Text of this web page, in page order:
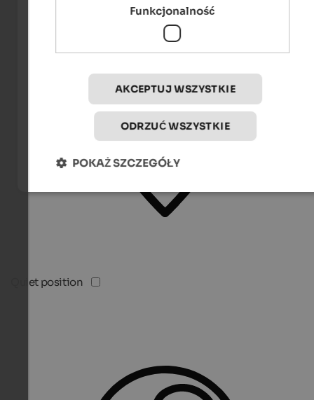
Quiet position
Funkcjonalność
AKCEPTUJ WSZYSTKIE
ODRZUĆ WSZYSTKIE
POKAŻ SZCZEGÓŁY